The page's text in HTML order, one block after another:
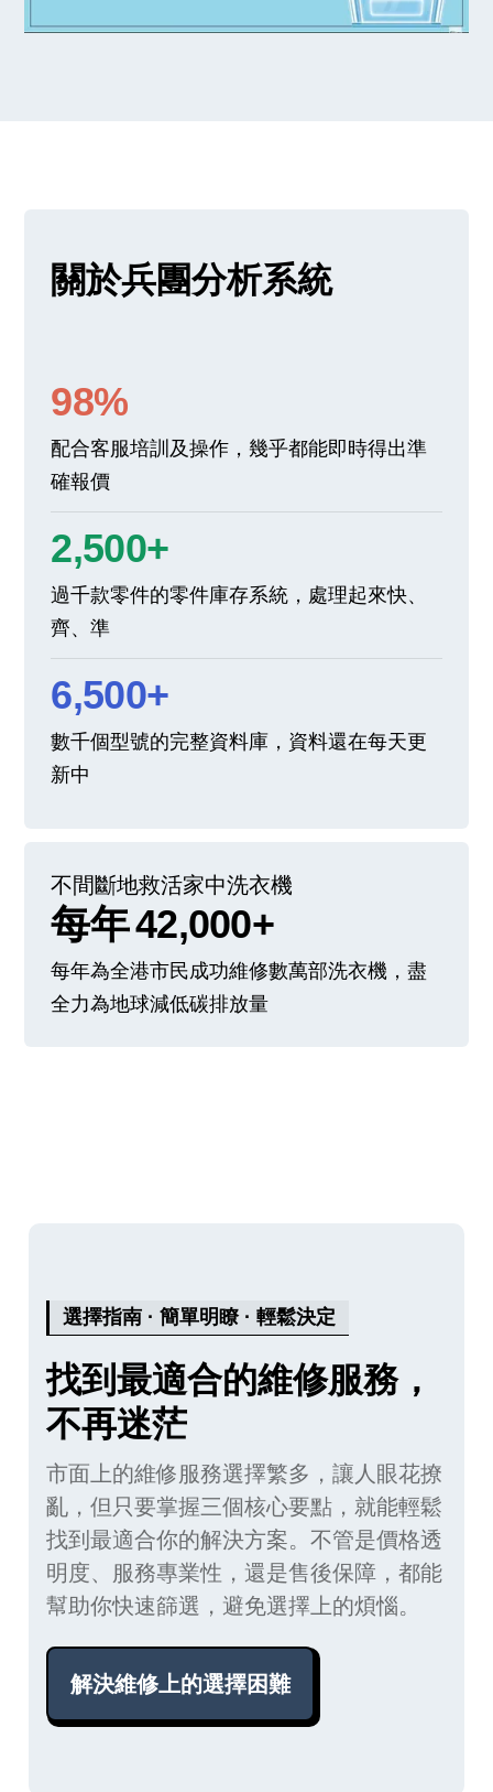
關於兵團分析系統
98%
配合客服培訓及操作，幾乎都能即時得出準
確報價
2,500+
過千款零件的零件庫存系統，處理起來快、
齊、準
6,500+
數千個型號的完整資料庫，資料還在每天更
新中
不間斷地救活家中洗衣機
每年42,000+
每年為全港市民成功維修數萬部洗衣機，盡
全力為地球減低碳排放量
選擇指南 · 簡單明瞭 · 輕鬆決定
找到最適合的維修服務，
不再迷茫
市面上的維修服務選擇繁多，讓人眼花撩
亂，但只要掌握三個核心要點，就能輕鬆
找到最適合你的解決方案。不管是價格透
明度、服務專業性，還是售後保障，都能
幫助你快速篩選，避免選擇上的煩惱。
解決維修上的選擇困難